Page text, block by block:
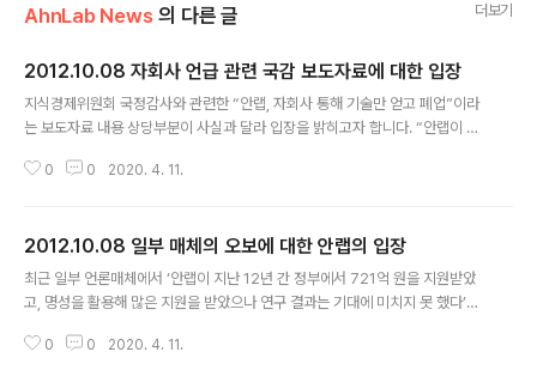
AhnLab News 의 다른 글 더보기
2012.10.08 자회사 언급 관련 국감 보도자료에 대한 입장
지식경제위원회 국정감사와 관련한 “안랩, 자회사 통해 기술만 얻고 폐업”이라
는 보도자료 내용 상당부분이 사실과 달라 입장을 밝히고자 합니다. “안랩이 자
폐업하는 방식으로 기술료를 납부하지 않았다.”는 사실이 아닙니다. 안랩은 투
는 개발한 기술을 상용화해 수익이 발생한 경우 납부하는 것입니다. 안랩이 투
자한 자무스(2002년 10월 폐업), 아델리눅스(2004년 6월 폐업), 핌스텍(20
06년 6월 폐업)은 개발한 기술을 상용화하지 않았으며, 따라서 기술료를 납부
0 0 2020. 4. 11.
2012.10.08 일부 매체의 오보에 대한 안랩의 입장
최근 일부 언론매체에서 ‘안랩이 지난 12년 간 정부에서 721억 원을 지원받았
고, 명성을 활용해 많은 지원을 받았으나 연구 결과는 기대에 미치지 못 했다’는
장한 내용이 SNS에서 유포되고 있습니다. 안랩은 회사 고객 및 관계자 분들에
0 0 2020. 4. 11.